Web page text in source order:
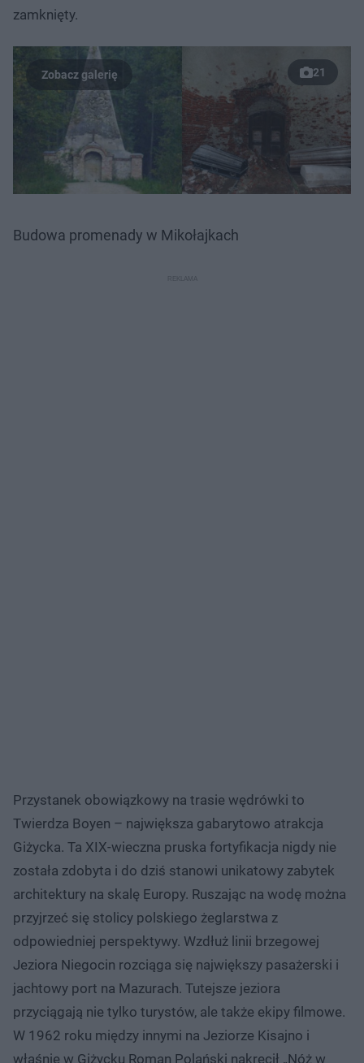
zamknięty.
21
Budowa promenady w Mikołajkach
Przystanek obowiązkowy na trasie wędrówki to
Twierdza Boyen – największa gabarytowo atrakcja
Giżycka. Ta XIX-wieczna pruska fortyfikacja nigdy nie
została zdobyta i do dziś stanowi unikatowy zabytek
architektury na skalę Europy. Ruszając na wodę można
przyjrzeć się stolicy polskiego żeglarstwa z
odpowiedniej perspektywy. Wzdłuż linii brzegowej
Jeziora Niegocin rozciąga się największy pasażerski i
jachtowy port na Mazurach. Tutejsze jeziora
przyciągają nie tylko turystów, ale także ekipy filmowe.
W 1962 roku między innymi na Jeziorze Kisajno i
właśnie w Giżycku Roman Polański nakręcił „Nóż w